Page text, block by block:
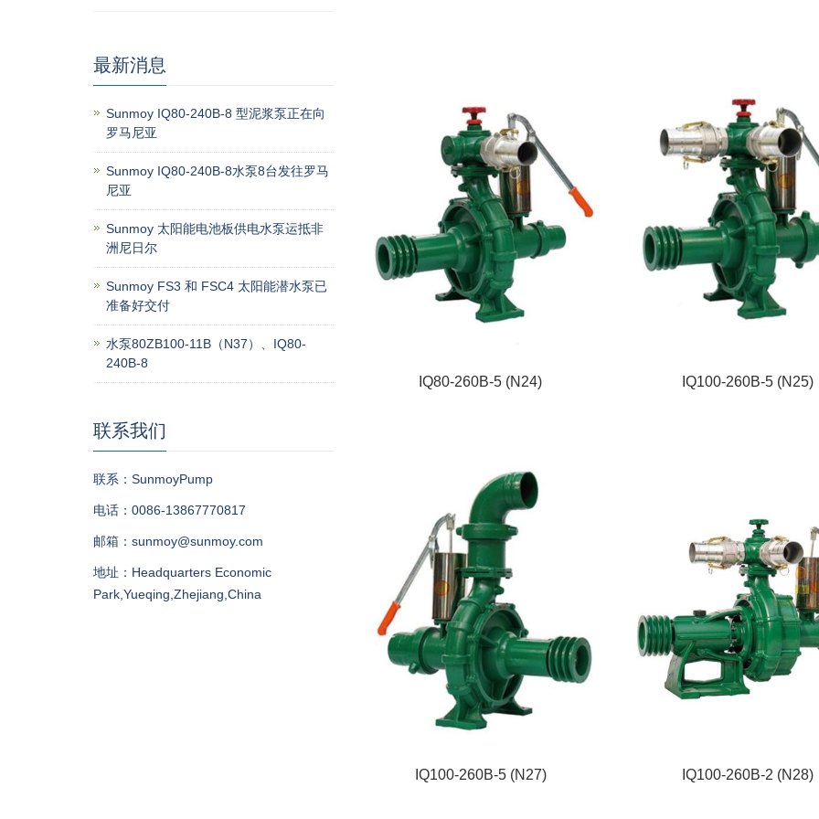
IQ80-260B-5 (N24) IQ100-260B-5 (N25)
IQ100-260B-5 (N27) IQ100-260B-2 (N28)
最新消息
Sunmoy IQ80-240B-8 型泥浆泵正在向
罗马尼亚
Sunmoy IQ80-240B-8水泵8台发往罗马
尼亚
Sunmoy 太阳能电池板供电水泵运抵非
洲尼日尔
Sunmoy FS3 和 FSC4 太阳能潜水泵已
准备好交付
水泵80ZB100-11B（N37）、IQ80-
240B-8
联系我们
联系：SunmoyPump
电话：0086-13867770817
邮箱：sunmoy@sunmoy.com
地址：Headquarters Economic
Park,Yueqing,Zhejiang,China